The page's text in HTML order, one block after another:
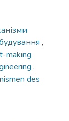
,
making
,
des